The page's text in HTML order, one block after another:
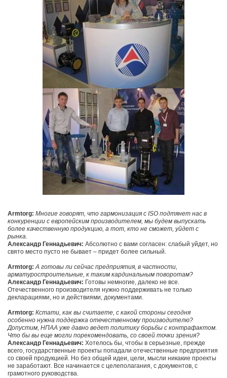
Armtorg: Многие говорят, что гармонизация с ISO подтянет нас в
конкуренции с европейским производителем, мы будем выпускать
более качественную продукцию, а тот, кто не сможет, уйдет с
рынка.
Александр Геннадьевич: Абсолютно с вами согласен: слабый уйдет, но
свято место пусто не бывает – придет более сильный.
Armtorg:А готовы ли сейчас предприятия, в частности,
арматуростроительные, к таким кардинальным поворотам?
Александр Геннадьевич: Готовы немногие, далеко не все.
Отечественного производителя нужно поддерживать не только
декларациями, но и действиями, документами.
Armtorg: Кстати, как вы считаете, с какой стороны сегодня
особенно нужна поддержка отечественному производителю?
Допустим, НПАА уже давно ведет политику борьбы с контрафактом.
Что бы вы еще могли порекомендовать, со своей точки зрения?
Александр Геннадьевич: Хотелось бы, чтобы в серьезные, прежде
всего, государственные проекты попадали отечественные предприятия
со своей продукцией. Но без общей идеи, цели, мысли никакие проекты
не заработают. Все начинается с целеполагания, с документов, с
грамотного руководства.